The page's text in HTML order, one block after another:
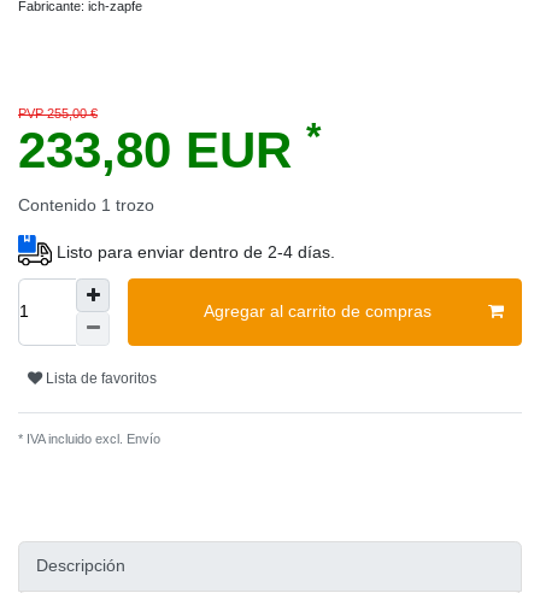
Fabricante: ich-zapfe
PVP 255,00 €
233,80 EUR *
Contenido 1 trozo
Listo para enviar dentro de 2-4 días.
Agregar al carrito de compras
Lista de favoritos
* IVA incluido excl. Envío
Descripción